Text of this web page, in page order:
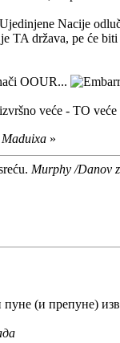
Nacije
TA država, pe će
OOUR...
veće - TO
»
Murphy /Danov
(и препуне)